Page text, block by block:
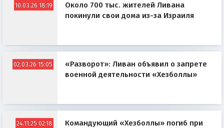
10.03.26 18:19
Около 700 тыс. жителей Ливана
покинули свои дома из-за Израиля
02.03.26 15:05
«Разворот»: Ливан объявил о запрете
военной деятельности «Хезболлы»
24.11.25 02:18
Командующий «Хезболлы» погиб при